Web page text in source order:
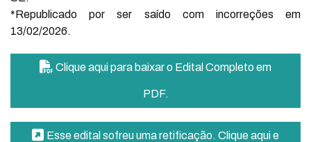
*Republicado por ser saído com incorreções em
13/02/2026.
Clique aqui para baixar o Edital Completo em
PDF.
Esse edital sofreu uma retificação. Clique aqui e